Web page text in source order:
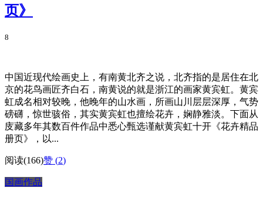
页》
8
中国近现代绘画史上，有南黄北齐之说，北齐指的是居住在北
京的花鸟画匠齐白石，南黄说的就是浙江的画家黄宾虹。黄宾
虹成名相对较晚，他晚年的山水画，所画山川层层深厚，气势
磅礴，惊世骇俗，其实黄宾虹也擅绘花卉，娴静雅淡。下面从
庋藏多年其数百件作品中悉心甄选谨献黄宾虹十开《花卉精品
册页》，以...
阅读(166)赞 (2)
国画作品